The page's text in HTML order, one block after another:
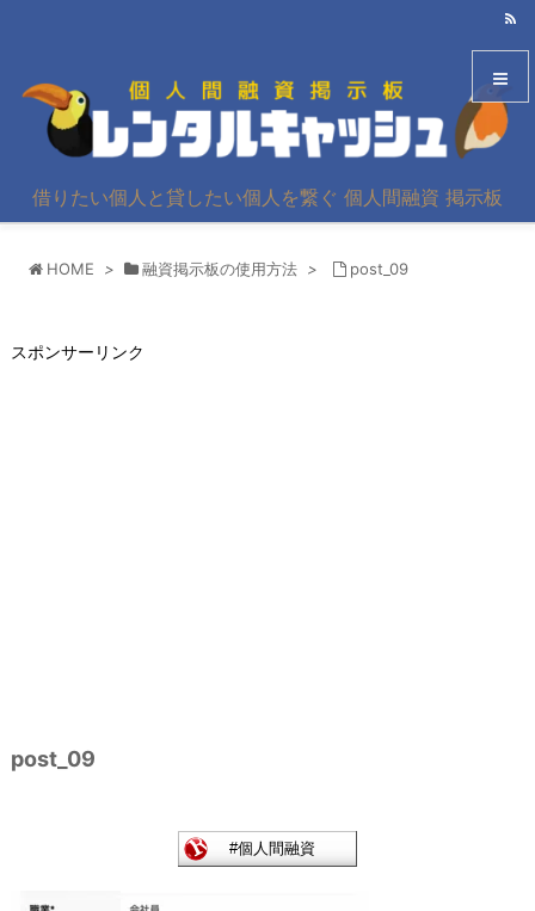
借りたい個人と貸したい個人を繋ぐ 個人間融資 掲示板
HOME > 融資掲示板の使用方法 > post_09
スポンサーリンク
post_09